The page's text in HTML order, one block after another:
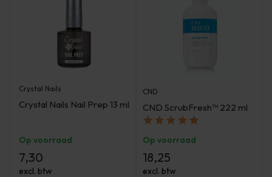
Crystal Nails
Crystal Nails Nail Prep 13 ml
Op voorraad
7,30
excl. btw
CND
CND ScrubFresh™ 222 ml
Op voorraad
18,25
excl. btw